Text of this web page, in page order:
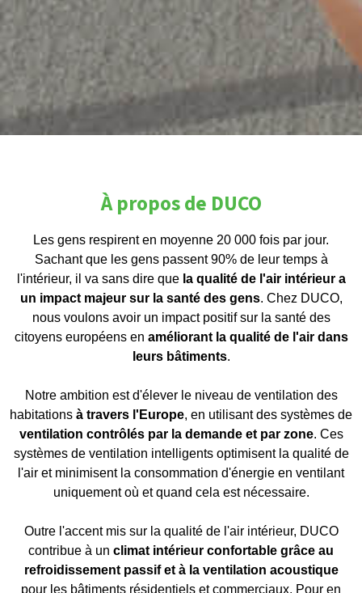
À propos de DUCO
Les gens respirent en moyenne 20 000 fois par jour.
Sachant que les gens passent 90% de leur temps à
l'intérieur, il va sans dire que la qualité de l'air intérieur a
un impact majeur sur la santé des gens. Chez DUCO,
nous voulons avoir un impact positif sur la santé des
citoyens européens en améliorant la qualité de l'air dans
leurs bâtiments.
Notre ambition est d'élever le niveau de ventilation des
habitations à travers l'Europe, en utilisant des systèmes de
ventilation contrôlés par la demande et par zone. Ces
systèmes de ventilation intelligents optimisent la qualité de
l'air et minimisent la consommation d'énergie en ventilant
uniquement où et quand cela est nécessaire.
Outre l'accent mis sur la qualité de l'air intérieur, DUCO
contribue à un climat intérieur confortable grâce au
refroidissement passif et à la ventilation acoustique
pour les bâtiments résidentiels et commerciaux. Pour en